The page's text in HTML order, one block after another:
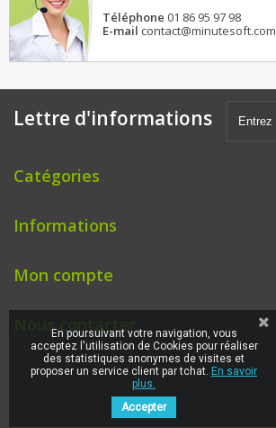
Téléphone 01 86 95 97 98
E-mail contact@minutesoft.com
Lettre d'informations
Catégories
Informations
Mon compte
Nous contacter
En poursuivant votre navigation, vous
acceptez l'utilisation de Cookies pour réaliser
des statistiques anonymes de visites et
proposer un service client par tchat. En savoir
plus.
Accepter